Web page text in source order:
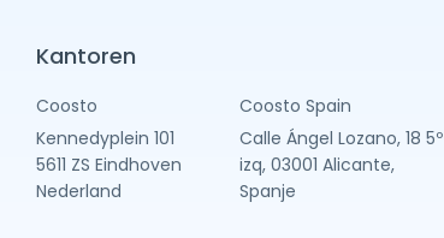
Kantoren
Coosto
Kennedyplein 101
5611 ZS Eindhoven
Nederland
Coosto Spain
Calle Ángel Lozano, 18 5º
izq, 03001 Alicante,
Spanje